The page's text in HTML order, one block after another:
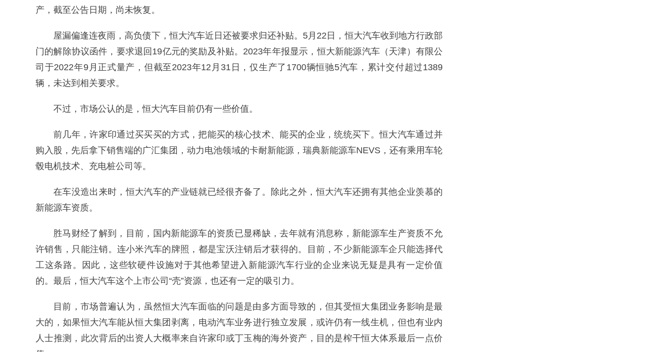
产，截至公告日期，尚未恢复。
屋漏偏逢连夜雨，高负债下，恒大汽车近日还被要求归还补贴。5月22日，恒大汽车收到地方行政部
门的解除协议函件，要求退回19亿元的奖励及补贴。2023年年报显示，恒大新能源汽车（天津）有限公
司于2022年9月正式量产，但截至2023年12月31日，仅生产了1700辆恒驰5汽车，累计交付超过1389
辆，未达到相关要求。
不过，市场公认的是，恒大汽车目前仍有一些价值。
前几年，许家印通过买买买的方式，把能买的核心技术、能买的企业，统统买下。恒大汽车通过并
购入股，先后拿下销售端的广汇集团，动力电池领域的卡耐新能源，瑞典新能源车NEVS，还有乘用车轮
毂电机技术、充电桩公司等。
在车没造出来时，恒大汽车的产业链就已经很齐备了。除此之外，恒大汽车还拥有其他企业羡慕的
新能源车资质。
胜马财经了解到，目前，国内新能源车的资质已显稀缺，去年就有消息称，新能源车生产资质不允
许销售，只能注销。连小米汽车的牌照，都是宝沃注销后才获得的。目前，不少新能源车企只能选择代
工这条路。因此，这些软硬件设施对于其他希望进入新能源汽车行业的企业来说无疑是具有一定价值
的。最后，恒大汽车这个上市公司“壳”资源，也还有一定的吸引力。
目前，市场普遍认为，虽然恒大汽车面临的问题是由多方面导致的，但其受恒大集团业务影响是最
大的，如果恒大汽车能从恒大集团剥离，电动汽车业务进行独立发展，或许仍有一线生机，但也有业内
人士推测，此次背后的出资人大概率来自许家印或丁玉梅的海外资产，目的是榨干恒大体系最后一点价